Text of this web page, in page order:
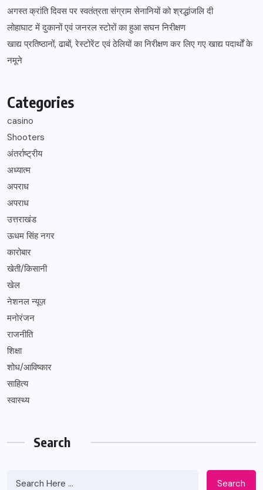
अगस्त क्रांति दिवस पर स्वतंत्रता संग्राम सेनानियों को श्रद्धांजलि दी
लोहाघाट में दुकानों एवं जनरल स्टोरों का हुआ सघन निरीक्षण
खाद्य प्रतिष्ठानों, ढाबों, रेस्टोरेंट एवं ठेलियों का निरीक्षण कर लिए गए खाद्य पदार्थों के
नमूने
Categories
casino
Shooters
अंतर्राष्ट्रीय
अध्यात्म
अपराध
अपराध
उत्तराखंड
ऊधम सिंह नगर
कारोबार
खेती/किसानी
खेल
नेशनल न्यूज़
मनोरंजन
राजनीति
शिक्षा
शोध/आविष्कार
साहित्य
स्वास्थ्य
Search
Search